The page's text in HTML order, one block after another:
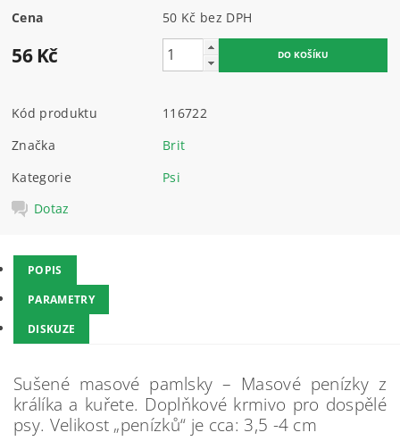
Cena 50 Kč bez DPH
56 Kč
Kód produktu
116722
Značka
Brit
Kategorie
Psi
Dotaz
POPIS
PARAMETRY
DISKUZE
Sušené masové pamlsky – Masové penízky z
králíka a kuřete. Doplňkové krmivo pro dospělé
psy. Velikost „penízků“ je cca: 3,5 -4 cm